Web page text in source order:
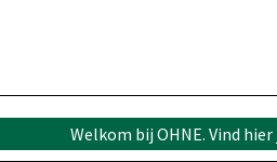
Welkom bij OHNE. Vind hier